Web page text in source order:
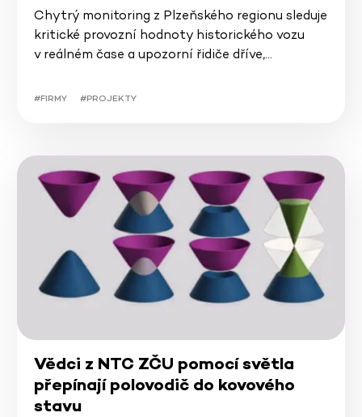
Chytrý monitoring z Plzeňského regionu sleduje
kritické provozní hodnoty historického vozu
v reálném čase a upozorní řidiče dříve,…
#FIRMY #PROJEKTY
Vědci z NTC ZČU pomocí světla
přepínají polovodič do kovového
stavu